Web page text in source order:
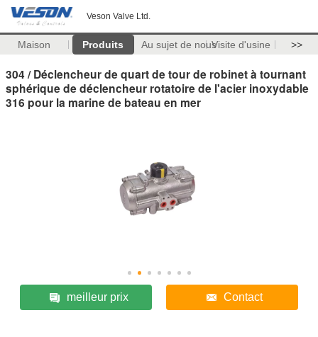
Veson Valve Ltd.
Maison Produits Au sujet de nousVisite d'usine >>
304 / Déclencheur de quart de tour de robinet à tournant
sphérique de déclencheur rotatoire de l'acier inoxydable
316 pour la marine de bateau en mer
meilleur prix Contact